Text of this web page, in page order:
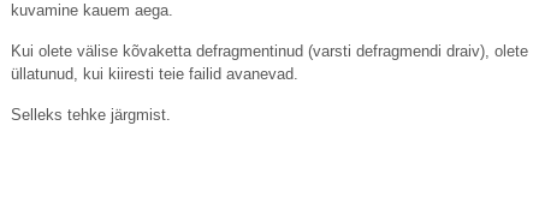
kuvamine kauem aega.
Kui olete välise kõvaketta defragmentinud (varsti defragmendi draiv), olete
üllatunud, kui kiiresti teie failid avanevad.
Selleks tehke järgmist.